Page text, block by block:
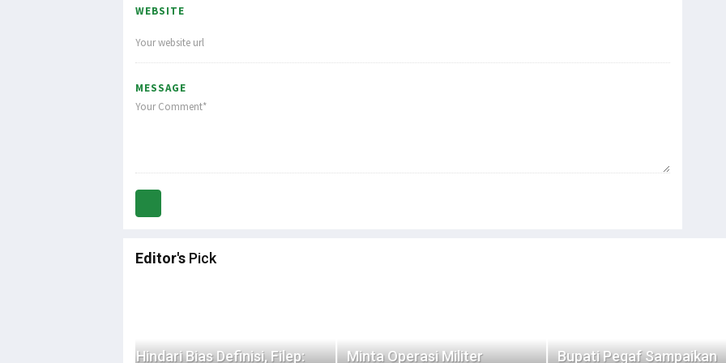
WEBSITE
MESSAGE
Editor's Pick
Minta Operasi Militer Bupati Pegaf Sampaikan Filep Serahkan Buku